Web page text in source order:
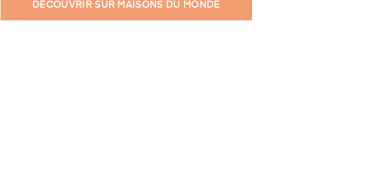
DÉCOUVRIR SUR MAISONS DU MONDE